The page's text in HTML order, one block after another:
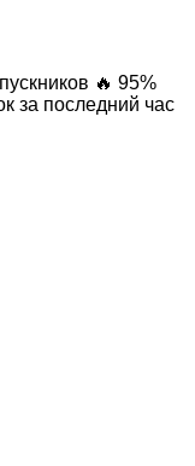
🔥 95%
за последний час